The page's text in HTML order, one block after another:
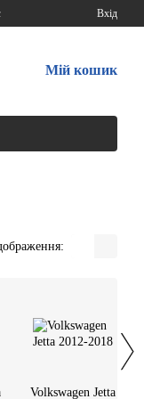
Вхід
Мій кошик
Volkswagen Jetta